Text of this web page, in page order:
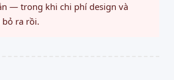
— trong khi chi phí design và
ra rồi.